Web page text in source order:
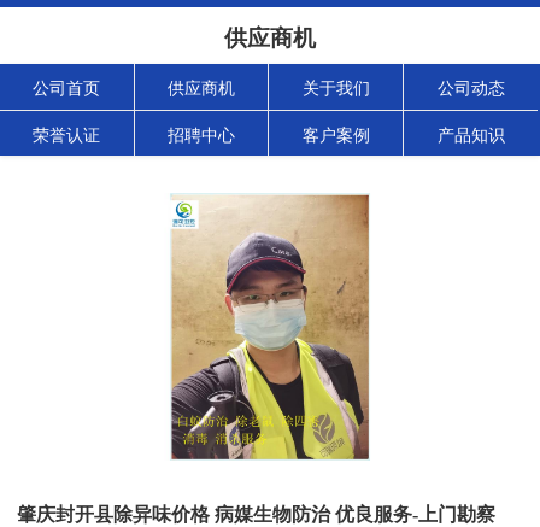
供应商机
公司首页 供应商机 关于我们 公司动态
荣誉认证 招聘中心 客户案例 产品知识
肇庆封开县除异味价格 病媒生物防治 优良服务-上门勘察